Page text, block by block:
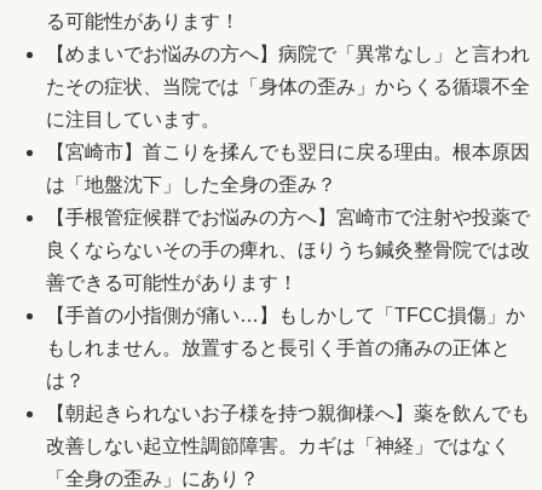
る可能性があります！
【めまいでお悩みの方へ】病院で「異常なし」と言われ
たその症状、当院では「身体の歪み」からくる循環不全
に注目しています。
【宮崎市】首こりを揉んでも翌日に戻る理由。根本原因
は「地盤沈下」した全身の歪み？
【手根管症候群でお悩みの方へ】宮崎市で注射や投薬で
良くならないその手の痺れ、ほりうち鍼灸整骨院では改
善できる可能性があります！
【手首の小指側が痛い…】もしかして「TFCC損傷」か
もしれません。放置すると長引く手首の痛みの正体と
は？
【朝起きられないお子様を持つ親御様へ】薬を飲んでも
改善しない起立性調節障害。カギは「神経」ではなく
「全身の歪み」にあり？